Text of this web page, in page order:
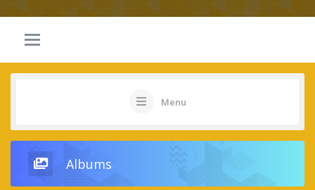
Menu
Albums